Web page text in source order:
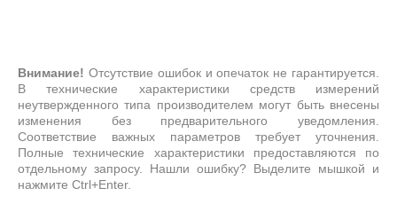
Внимание! Отсутствие ошибок и опечаток не гарантируется.
В технические характеристики средств измерений
неутвержденного типа производителем могут быть внесены
изменения без предварительного уведомления.
Соответствие важных параметров требует уточнения.
Полные технические характеристики предоставляются по
отдельному запросу. Нашли ошибку? Выделите мышкой и
нажмите Ctrl+Enter.